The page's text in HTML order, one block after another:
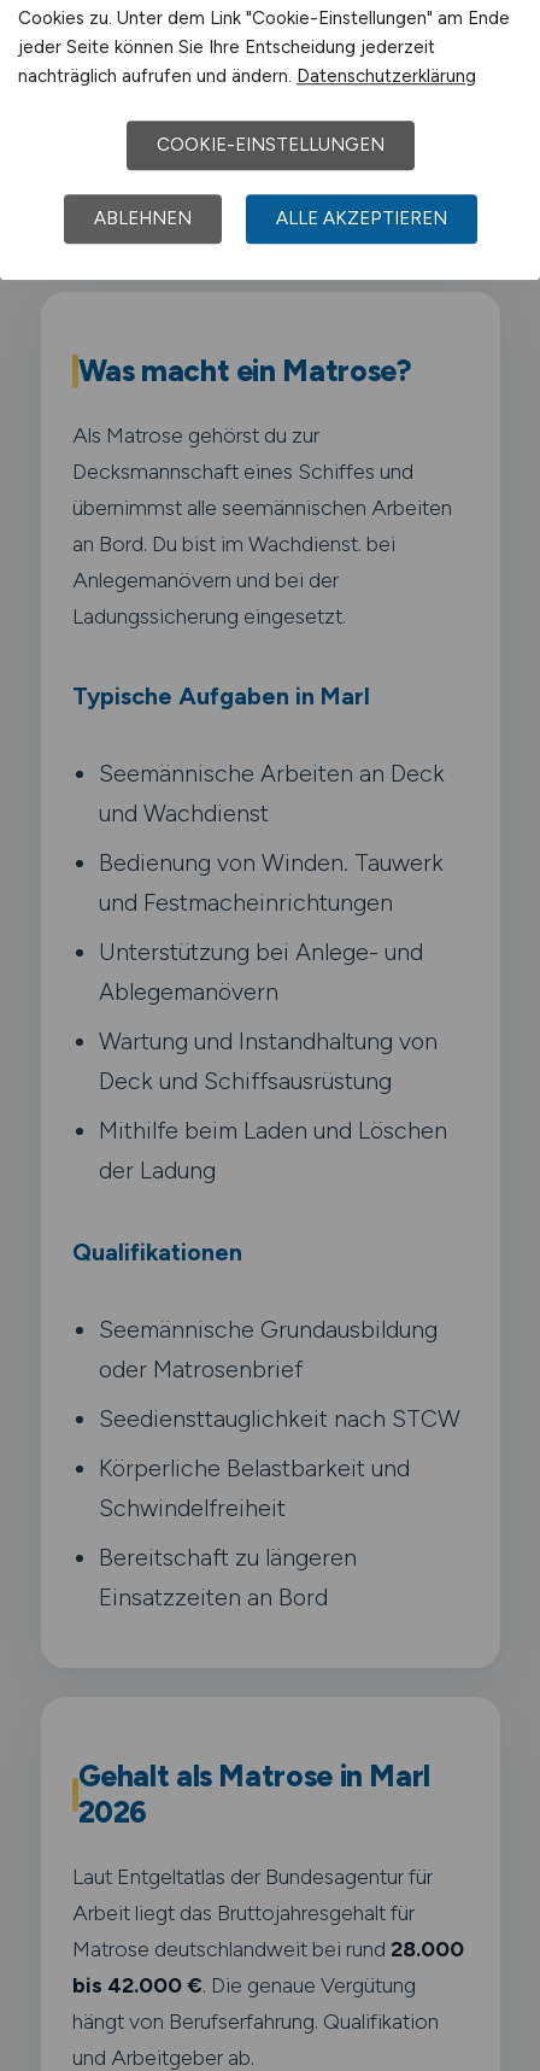
Air Liquide
Schwerpunkt-Gewerbegebiete sind
Chemiepark Marl,Industriegebiet Hüls
Gewerbegebiet Marl-Sinsen,
Gewerbegebiet Brassert.
Was macht ein Matrose?
Als Matrose gehörst du zur
Decksmannschaft eines Schiffes und
übernimmst alle seemännischen Arbeiten
an Bord. Du bist im Wachdienst. bei
Anlegemanövern und bei der
Ladungssicherung eingesetzt.
Typische Aufgaben in Marl
Seemännische Arbeiten an Deck
und Wachdienst
Bedienung von Winden. Tauwerk
und Festmacheinrichtungen
Unterstützung bei Anlege- und
Ablegemanövern
Wartung und Instandhaltung von
Deck und Schiffsausrüstung
Mithilfe beim Laden und Löschen
der Ladung
Qualifikationen
Seemännische Grundausbildung
oder Matrosenbrief
Seediensttauglichkeit nach STCW
Körperliche Belastbarkeit und
Schwindelfreiheit
Bereitschaft zu längeren
Einsatzzeiten an Bord
Gehalt als Matrose in Marl
2026
Laut Entgeltatlas der Bundesagentur für
Arbeit liegt das Bruttojahresgehalt für
Matrose deutschlandweit bei rund 28.000
bis 42.000 €. Die genaue Vergütung
hängt von Berufserfahrung. Qualifikation
und Arbeitgeber ab.
Cookies zu. Unter dem Link "Cookie-Einstellungen" am Ende
jeder Seite können Sie Ihre Entscheidung jederzeit
nachträglich aufrufen und ändern. Datenschutzerklärung
COOKIE-EINSTELLUNGEN
ABLEHNEN ALLE AKZEPTIEREN